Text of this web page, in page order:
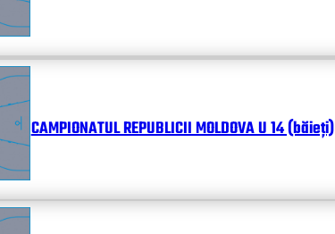
CAMPIONATUL REPUBLICII MOLDOVA U 14 (băieți)